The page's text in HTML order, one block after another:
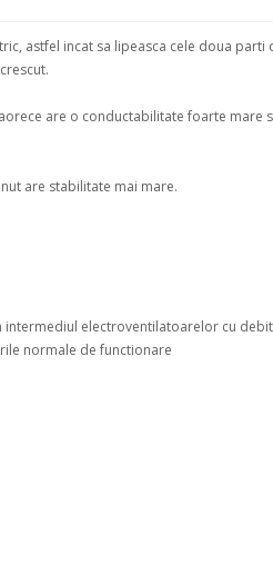
astfel incat sa lipeasca cele doua parti
are o conductabilitate foarte mare
are stabilitate mai mare.
intermediul electroventilatoarelor cu
normale de functionare